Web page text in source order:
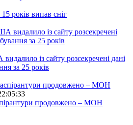
років випав сніг
із сайту розсекречені дані
за 25 років
продовжено – МОН